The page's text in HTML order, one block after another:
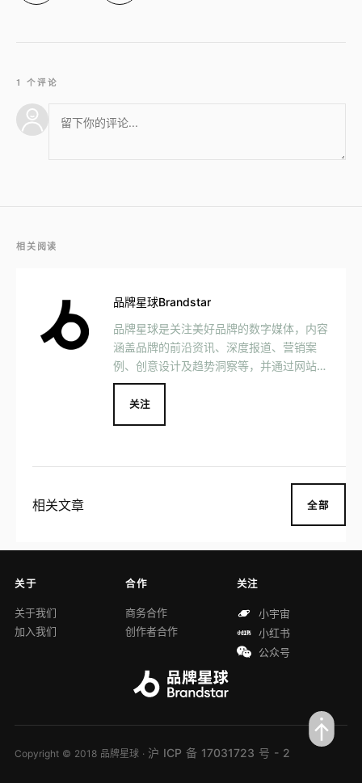
1 个评论
相关阅读
品牌星球Brandstar
品牌星球是关注美好品牌的数字媒体，内容
涵盖品牌的前沿资讯、深度报道、营销案
例、创意设计及趋势洞察等，并通过网站、
社交媒体、Podcast、 MOOK 等媒介形式
与用户互动交流，一同见证美好品牌的发
展。 品牌星球致力于以国际的视野挖掘驱
关注
相关文章 全部
关于
关于我们
加入我们
合作
商务合作
创作者合作
关注
小宇宙
小红书
公众号
Copyright © 2018 品牌星球 · 沪 ICP 备 17031723 号 - 2